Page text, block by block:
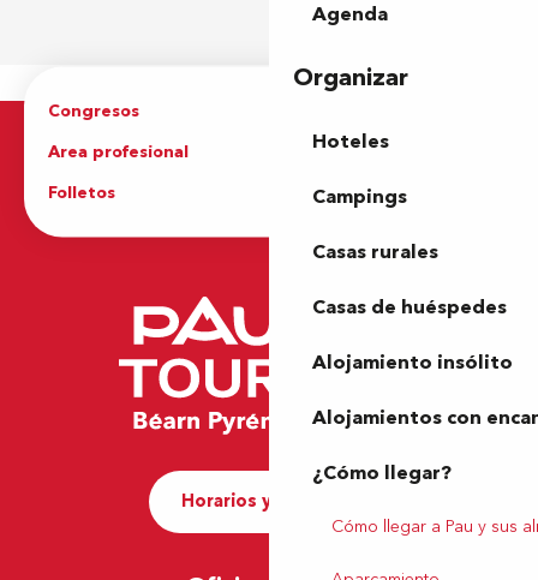
Agenda
Organizar
Hoteles
Campings
Casas rurales
Casas de huéspedes
Alojamiento insólito
Alojamientos con
¿Cómo llegar?
Cómo llegar a Pau y sus
Congresos
Area profesional
Prensa
Folletos
Oficina de Turismo
Horarios y contacto